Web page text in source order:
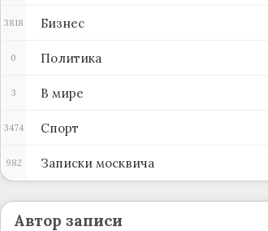
Бизнес
3818
Политика
0
В мире
3
Спорт
3474
Записки москвича
982
Автор записи